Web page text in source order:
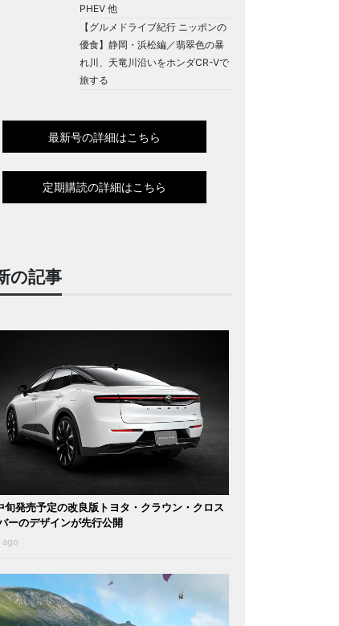
PHEV 他
【グルメドライブ紀行 ニッポンの
優食】静岡・浜松編／翡翠色の暴
れ川、天竜川沿いをホンダCR-Vで
旅する
最新号の詳細はこちら
定期購読の詳細はこちら
の記事
旬発売予定の改良版トヨタ・クラウン・クロス
ーのデザインが先行公開
ago